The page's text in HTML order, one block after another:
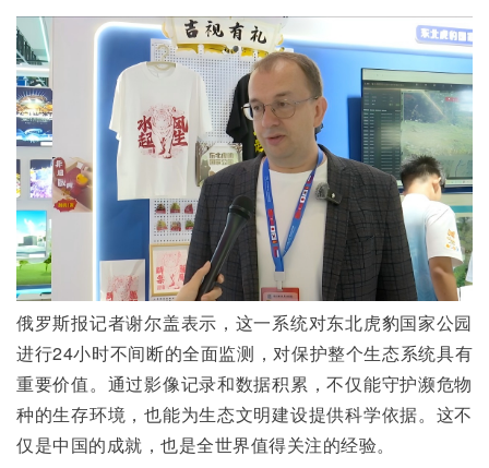
俄罗斯报记者谢尔盖表示，这一系统对东北虎豹国家公园
进行24小时不间断的全面监测，对保护整个生态系统具有
重要价值。通过影像记录和数据积累，不仅能守护濒危物
种的生存环境，也能为生态文明建设提供科学依据。这不
仅是中国的成就，也是全世界值得关注的经验。